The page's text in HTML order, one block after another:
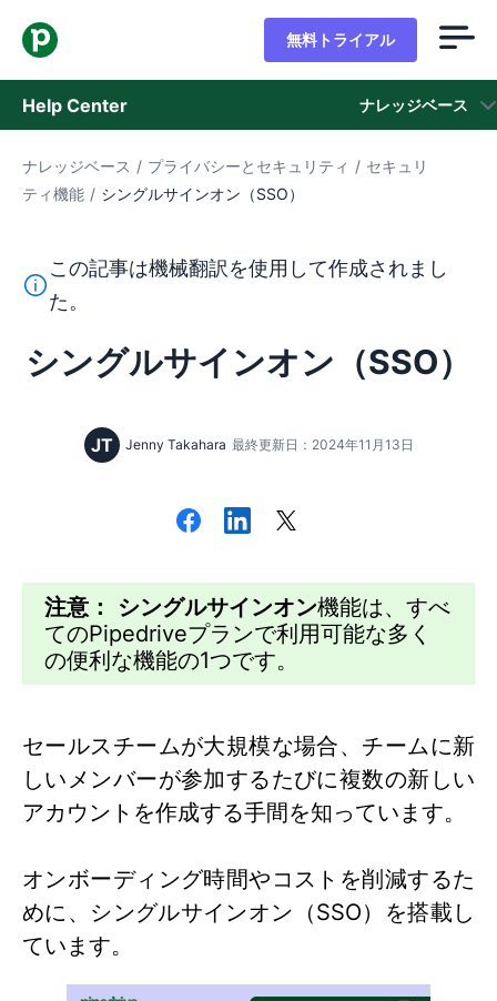
無料トライアル
Help Center ナレッジベース
ナレッジベース
サポートに問い合わせる
ナレッジベース / プライバシーとセキュリティ / セキュリ
ティ機能 / シングルサインオン（SSO）
このテキストは機械翻訳ツールを使用して英語から翻訳
この記事は機械翻訳を使用して作成されまし
た。
シングルサインオン（SSO）
JT Jenny Takahara 最終更新日：2024年11月13日
注意： シングルサインオン機能は、すべ
てのPipedriveプランで利用可能な多く
の便利な機能の1つです。
セールスチームが大規模な場合、チームに新
しいメンバーが参加するたびに複数の新しい
アカウントを作成する手間を知っています。
オンボーディング時間やコストを削減するた
めに、シングルサインオン（SSO）を搭載し
ています。